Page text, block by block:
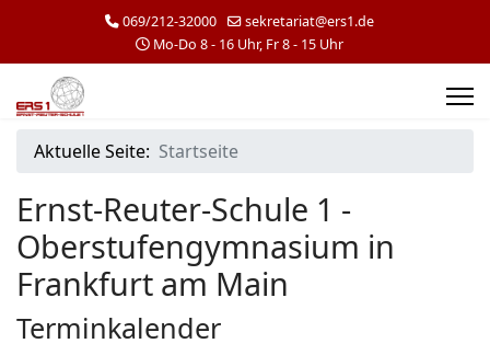
069/212-32000
sekretariat@ers1.de
Mo-Do 8 - 16 Uhr, Fr 8 - 15 Uhr
Aktuelle Seite: Startseite
Ernst-Reuter-Schule 1 -
Oberstufengymnasium in
Frankfurt am Main
Terminkalender